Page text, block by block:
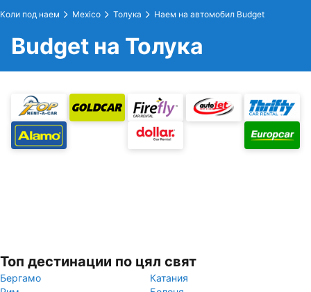
Коли под наем Mexico Толука Наем на автомобил Budget
Budget на Толука
Топ дестинации по цял свят
Бергамо
Катания